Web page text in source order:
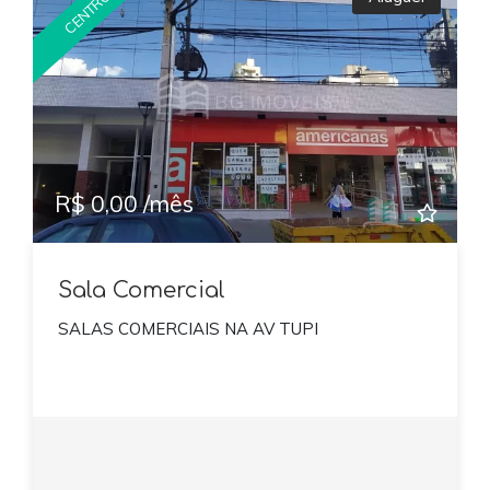
CENTRO
R$ 0,00 /mês
Sala Comercial
SALAS COMERCIAIS NA AV TUPI